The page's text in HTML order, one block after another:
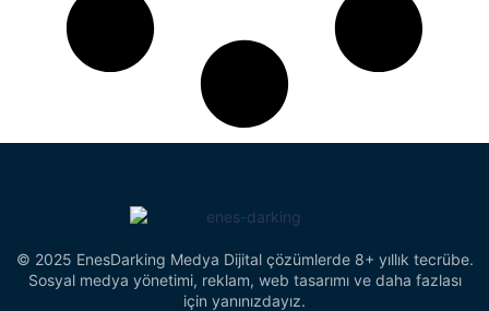
© 2025 EnesDarking Medya Dijital çözümlerde 8+ yıllık tecrübe.
Sosyal medya yönetimi, reklam, web tasarımı ve daha fazlası
için yanınızdayız.